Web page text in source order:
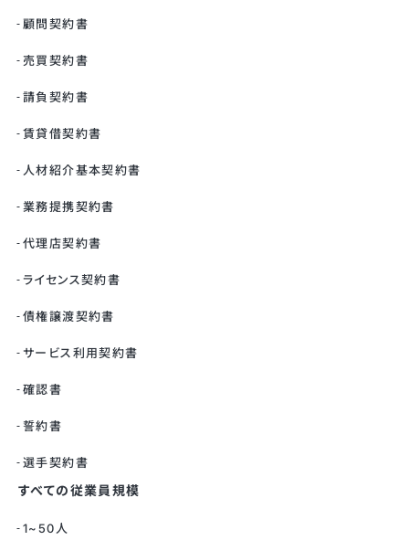
顧問契約書
売買契約書
請負契約書
賃貸借契約書
人材紹介基本契約書
業務提携契約書
代理店契約書
ライセンス契約書
債権譲渡契約書
サービス利用契約書
確認書
誓約書
選手契約書
すべての従業員規模
1~50人